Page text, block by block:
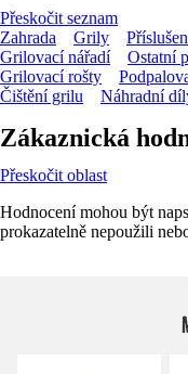
Přeskočit seznam
Zahrada
Grily
Grilovací nářadí
Ostatní
Grilovací rošty
Čištění grilu
Náhradní
Zákaznická
Přeskočit oblast
Hodnocení mohou být
prokazatelně nepoužili